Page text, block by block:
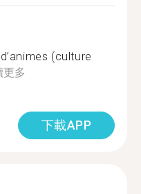
(culture
更多
下載APP